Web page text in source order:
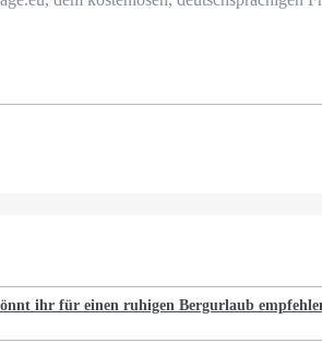
ihr für einen ruhigen Bergurlaub